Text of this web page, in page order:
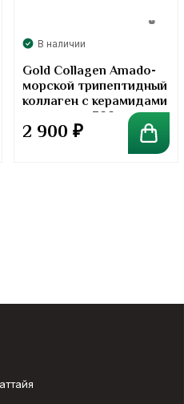
В наличии
Gold Collagen Amado-
морской трипептидный
коллаген с керамидами
в порошке. 300 грамм
2 900 ₽